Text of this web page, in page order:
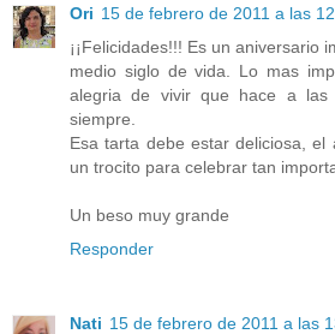
Ori 15 de febrero de 2011 a las
¡¡Felicidades!!! Es un aniversario
medio siglo de vida. Lo mas
alegria de vivir que hace a las
siempre.
Esa tarta debe estar deliciosa,
un trocito para celebrar tan
Un beso muy grande
Responder
Nati 15 de febrero de 2011 a las